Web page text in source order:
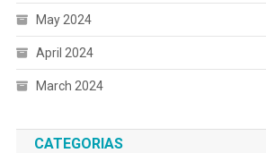
May 2024
April 2024
March 2024
CATEGORIAS